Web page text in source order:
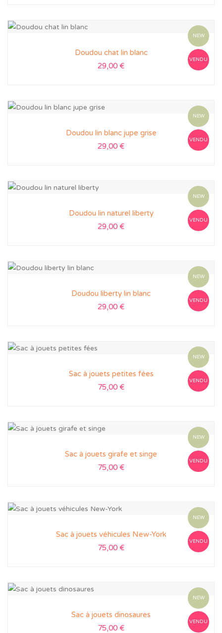
NEW
VENDU
Doudou chat lin blanc
29,00 €
NEW
VENDU
Doudou lin blanc jupe grise
29,00 €
NEW
VENDU
Doudou lin naturel liberty
29,00 €
NEW
VENDU
Doudou liberty lin blanc
29,00 €
NEW
VENDU
Sac à jouets petites fées
75,00 €
NEW
VENDU
Sac à jouets girafe et singe
75,00 €
NEW
VENDU
Sac à jouets véhicules New-York
75,00 €
NEW
VENDU
Sac à jouets dinosaures
75,00 €